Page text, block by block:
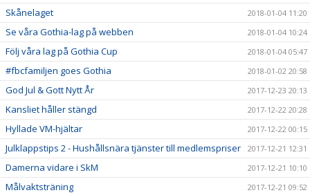
Skånelaget 2018-01-04 11:20
Se våra Gothia-lag på webben 2018-01-04 10:24
Följ våra lag på Gothia Cup 2018-01-04 05:47
#fbcfamiljen goes Gothia 2018-01-02 20:58
God Jul & Gott Nytt År 2017-12-23 20:13
Kansliet håller stängd 2017-12-22 20:28
Hyllade VM-hjältar 2017-12-22 00:15
Julklappstips 2 - Hushållsnära tjänster till medlemspriser 2017-12-21 12:31
Damerna vidare i SkM 2017-12-21 10:10
Målvaktsträning 2017-12-21 09:52